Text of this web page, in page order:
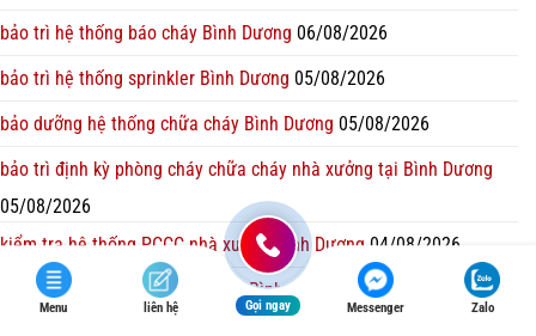
bảo trì hệ thống báo cháy Bình Dương 06/08/2026
bảo trì hệ thống sprinkler Bình Dương 05/08/2026
bảo dưỡng hệ thống chữa cháy Bình Dương 05/08/2026
bảo trì định kỳ phòng cháy chữa cháy nhà xưởng tại Bình Dương
05/08/2026
kiểm tra hệ thống PCCC nhà xưởng Bình Dương 04/08/2026
dịch vụ bảo trì PCCC nhà xưởng Bình Dương
04/08/2026
Menu liên hệ Gọi ngay Messenger Zalo